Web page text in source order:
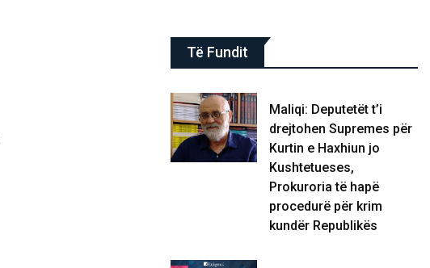
Të Fundit
Maliqi: Deputetët t’i
drejtohen Supremes për
Kurtin e Haxhiun jo
Kushtetueses,
Prokuroria të hapë
procedurë për krim
kundër Republikës